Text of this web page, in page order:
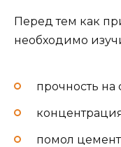
Перед тем как
необходимо
прочность на
помол